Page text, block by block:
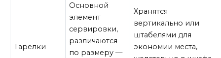
Тарелки
Основной
элемент
сервировки,
различаются
по размеру —
Хранятся
вертикально или
штабелями для
экономии места,